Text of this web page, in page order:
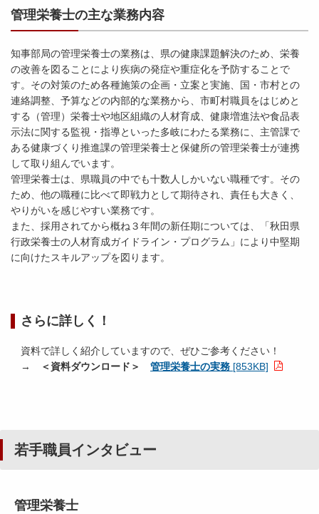
管理栄養士の主な業務内容
知事部局の管理栄養士の業務は、県の健康課題解決のため、栄養
の改善を図ることにより疾病の発症や重症化を予防することで
す。その対策のため各種施策の企画・立案と実施、国・市村との
連絡調整、予算などの内部的な業務から、市町村職員をはじめと
する（管理）栄養士や地区組織の人材育成、健康増進法や食品表
示法に関する監視・指導といった多岐にわたる業務に、主管課で
ある健康づくり推進課の管理栄養士と保健所の管理栄養士が連携
して取り組んでいます。
管理栄養士は、県職員の中でも十数人しかいない職種です。その
ため、他の職種に比べて即戦力として期待され、責任も大きく、
やりがいを感じやすい業務です。
また、採用されてから概ね３年間の新任期については、「秋田県
行政栄養士の人材育成ガイドライン・プログラム」により中堅期
に向けたスキルアップを図ります。
さらに詳しく！
資料で詳しく紹介していますので、ぜひご参考ください！
→
＜資料ダウンロード＞ 管理栄養士の実務 [853KB]
若手職員インタビュー
管理栄養士